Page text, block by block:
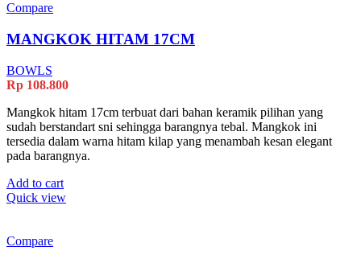
Compare
MANGKOK HITAM 17CM
BOWLS
Rp 108.800
Mangkok hitam 17cm terbuat dari bahan keramik pilihan yang
sudah berstandart sni sehingga barangnya tebal. Mangkok ini
tersedia dalam warna hitam kilap yang menambah kesan elegant
pada barangnya.
Add to cart
Quick view
Compare